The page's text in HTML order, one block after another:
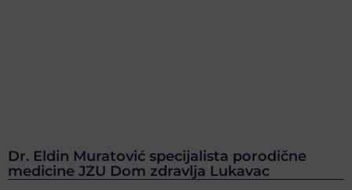
Dr. Eldin Muratović specijalista porodične
medicine JZU Dom zdravlja Lukavac